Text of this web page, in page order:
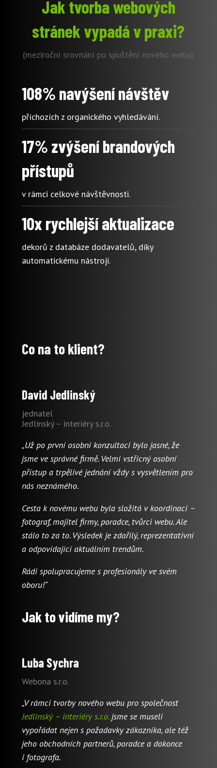
Jak tvorba webových
stránek vypadá v praxi?
(meziroční srovnání po spuštění nového webu)
108% navýšení návštěv
příchozích z organického vyhledávání.
17% zvýšení brandových
přístupů
v rámci celkové návštěvnosti.
10x rychlejší aktualizace
dekorů z databáze dodavatelů, díky
automatickému nástroji.
Co na to klient?
David Jedlinský
jednatel
Jedlinský – interiéry s.r.o.
„Už po první osobní konzultaci bylo jasné, že
jsme ve správné firmě. Velmi vstřícný osobní
přístup a trpělivé jednání vždy s vysvětlením pro
nás neznámého.
Cesta k novému webu byla složitá v koordinaci –
fotograf, majitel firmy, poradce, tvůrci webu. Ale
stálo to za to. Výsledek je zdařilý, reprezentativní
a odpovídající aktuálním trendům.
Rádi spolupracujeme s profesionály ve svém
oboru!“
Jak to vidíme my?
Luba Sychra
Webona s.r.o.
„V rámci tvorby nového webu pro společnost
Jedlinský – interiéry s.r.o.jsme se museli
vypořádat nejen s požadavky zákazníka, ale též
jeho obchodních partnerů, poradce a dokonce
i fotografa.